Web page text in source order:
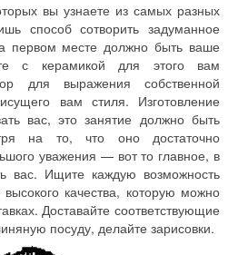
вы узнаете из самых разных
способ сотворить задуманное
первом месте должно быть ваше
с керамикой для этого вам
для выражения собственной
вам стиля. Изготовление
вас, это занятие должно быть
на то, что оно достаточно
уважения — вот то главное, в
вас. Ищите каждую возможность
качества, которую можно
Доставайте соответствующие
посуду, делайте зарисовки.